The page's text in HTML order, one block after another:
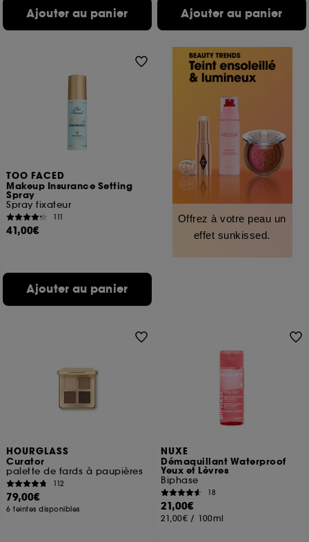
Ajouter au panier Ajouter au panier
TOO FACED
Makeup Insurance Setting
Spray
Spray fixateur
111
41,00€
Ajouter au panier
Offrez à votre peau un
effet sunkissed.
HOURGLASS
Curator
palette de fards à paupières
112
79,00€
6 teintes disponibles
NUXE
Démaquillant Waterproof
Yeux et Lèvres
Biphase
18
21,00€
21,00€ / 100ml